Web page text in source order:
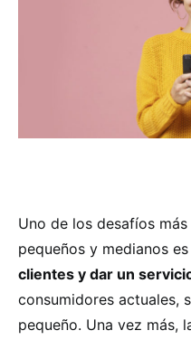
Uno de los desafíos
pequeños y medianos es
clientes y dar un
consumidores actuales,
pequeño. Una vez más,